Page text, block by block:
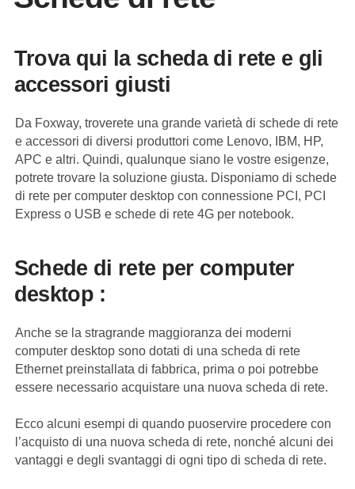
Trova qui la scheda di rete e gli
accessori giusti
Da Foxway, troverete una grande varietà di schede di rete
e accessori di diversi produttori come Lenovo, IBM, HP,
APC e altri. Quindi, qualunque siano le vostre esigenze,
potrete trovare la soluzione giusta. Disponiamo di schede
di rete per computer desktop con connessione PCI, PCI
Express o USB e schede di rete 4G per notebook.
Schede di rete per computer
desktop :
Anche se la stragrande maggioranza dei moderni
computer desktop sono dotati di una scheda di rete
Ethernet preinstallata di fabbrica, prima o poi potrebbe
essere necessario acquistare una nuova scheda di rete.
Ecco alcuni esempi di quando puoservire procedere con
l’acquisto di una nuova scheda di rete, nonché alcuni dei
vantaggi e degli svantaggi di ogni tipo di scheda di rete.